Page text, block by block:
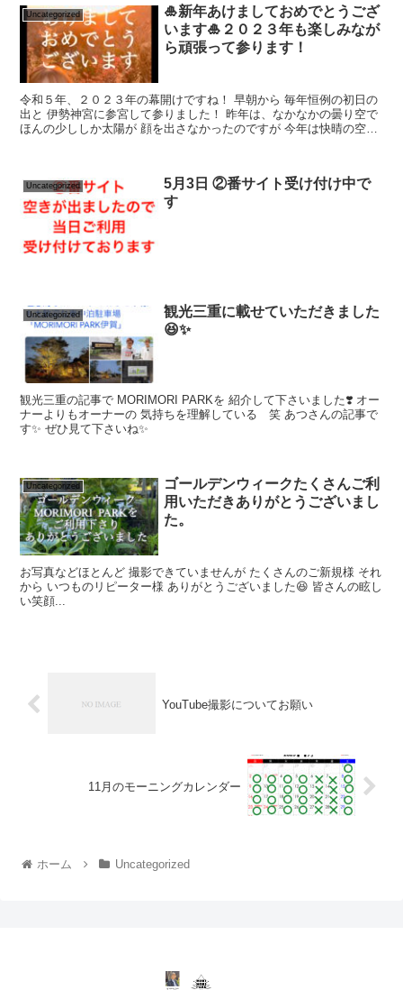
Uncategorized
🎍新年あけましておめでとうござ
います🎍２０２３年も楽しみなが
ら頑張って参ります！
令和５年、２０２３年の幕開けですね！ 早朝から 毎年恒例の初日の
出と 伊勢神宮に参宮して参りました！ 昨年は、なかなかの曇り空で
ほんの少ししか太陽が 顔を出さなかったのですが 今年は快晴の空に
Uncategorized
5月3日 ②番サイト受け付け中で
す
Uncategorized
観光三重に載せていただきました
😆✨
観光三重の記事で MORIMORI PARKを 紹介して下さいました❣️ オー
ナーよりもオーナーの 気持ちを理解している 笑 あつさんの記事で
す✨ ぜひ見て下さいね✨
Uncategorized
ゴールデンウィークたくさんご利
用いただきありがとうございまし
た。
お写真などほとんど 撮影できていませんが たくさんのご新規様 それ
から いつものリピーター様 ありがとうございました😆 皆さんの眩し
い笑顔...
YouTube撮影についてお願い
11月のモーニングカレンダー
ホーム Uncategorized